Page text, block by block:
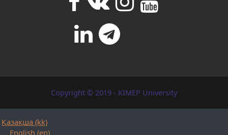
Copyright © 2019 - KIMEP University
Қазақша ‎(kk)‎
English ‎(en)‎